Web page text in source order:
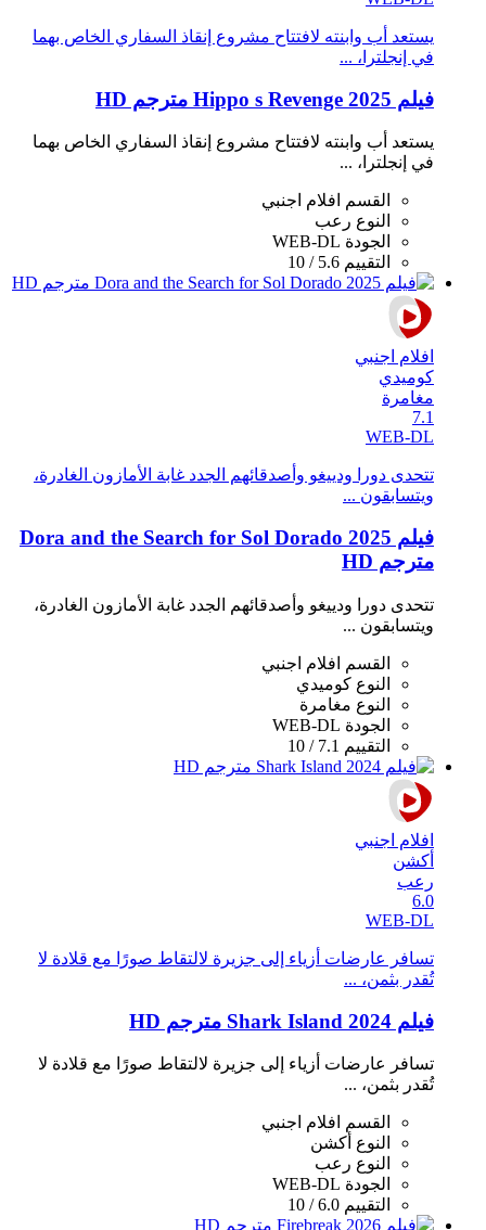
يستعد أب وابنته لافتتاح مشروع إنقاذ السفاري الخاص بهما
في إنجلترا، ...
فيلم Hippo s Revenge 2025 مترجم HD
يستعد أب وابنته لافتتاح مشروع إنقاذ السفاري الخاص بهما
في إنجلترا، ...
القسم
افلام اجنبي
النوع رعب
الجودة WEB-DL
التقييم 5.6 / 10
افلام اجنبي
كوميدي
مغامرة
7.1
WEB-DL
تتحدى دورا ودييغو وأصدقائهم الجدد غابة الأمازون الغادرة،
ويتسابقون ...
فيلم Dora and the Search for Sol Dorado 2025
مترجم HD
تتحدى دورا ودييغو وأصدقائهم الجدد غابة الأمازون الغادرة،
ويتسابقون ...
القسم
افلام اجنبي
النوع كوميدي
النوع مغامرة
الجودة WEB-DL
التقييم 7.1 / 10
افلام اجنبي
أكشن
رعب
6.0
WEB-DL
تسافر عارضات أزياء إلى جزيرة لالتقاط صورًا مع قلادة لا
تُقدر بثمن، ...
فيلم Shark Island 2024 مترجم HD
تسافر عارضات أزياء إلى جزيرة لالتقاط صورًا مع قلادة لا
تُقدر بثمن، ...
القسم
افلام اجنبي
النوع أكشن
النوع رعب
الجودة WEB-DL
التقييم 6.0 / 10